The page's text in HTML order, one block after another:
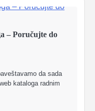
– Poručujte do
da sada
kataloga radnim